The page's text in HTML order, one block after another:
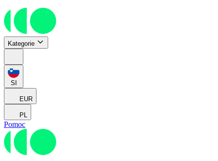
Kategorie
SI
EUR
PL
Pomoc